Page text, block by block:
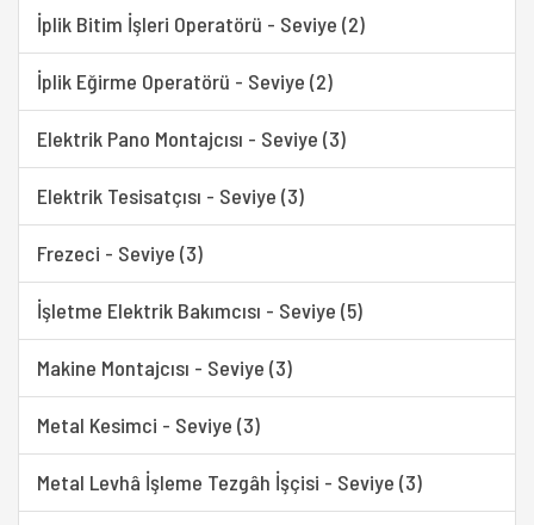
İplik Bitim İşleri Operatörü - Seviye (2)
İplik Eğirme Operatörü - Seviye (2)
Elektrik Pano Montajcısı - Seviye (3)
Elektrik Tesisatçısı - Seviye (3)
Frezeci - Seviye (3)
İşletme Elektrik Bakımcısı - Seviye (5)
Makine Montajcısı - Seviye (3)
Metal Kesimci - Seviye (3)
Metal Levhâ İşleme Tezgâh İşçisi - Seviye (3)